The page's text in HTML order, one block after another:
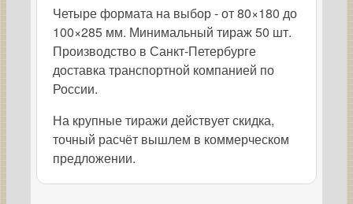
Четыре формата на выбор - от 80×180 до
100×285 мм. Минимальный тираж 50 шт.
Производство в Санкт-Петербурге
доставка транспортной компанией по
России.
На крупные тиражи действует скидка,
точный расчёт вышлем в коммерческом
предложении.